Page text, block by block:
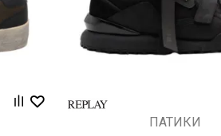
ПАТИКИ